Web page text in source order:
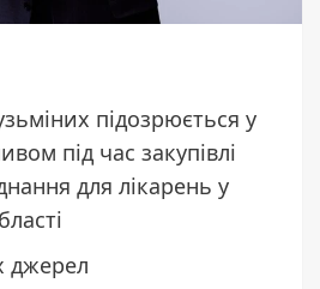
підозрюється у
під час закупівлі
для лікарень у
джерел